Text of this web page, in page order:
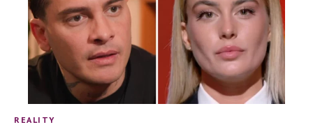
REALITY